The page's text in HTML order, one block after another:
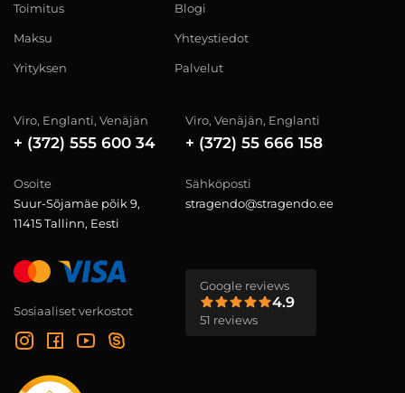
Toimitus
Maksu
Yrityksen
Blogi
Yhteystiedot
Palvelut
Viro, Englanti, Venäjän
+ (372) 555 600 34
Viro, Venäjän, Englanti
+ (372) 55 666 158
Osoite
Suur-Sõjamäe põik 9,
11415 Tallinn, Eesti
Sähköposti
stragendo@stragendo.ee
Sosiaaliset verkostot
Google reviews
4.9
51 reviews